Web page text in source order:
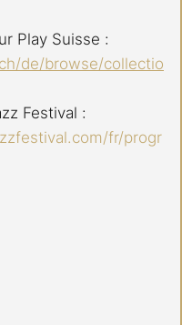
Play Suisse :
de/browse/collectio
Festival :
fr/progr